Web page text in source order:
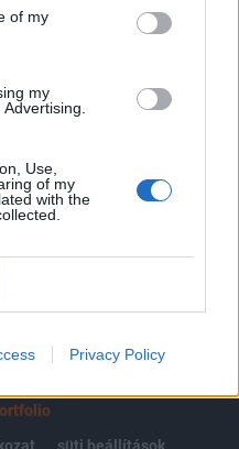
of my
my
Use,
of my
with the
Privacy Policy
süti beállítások